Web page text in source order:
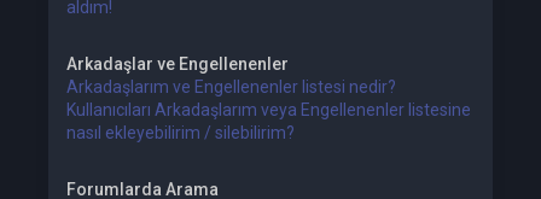
aldım!
Arkadaşlar ve Engellenenler
Arkadaşlarım ve Engellenenler listesi nedir?
Kullanıcıları Arkadaşlarım veya Engellenenler listesine
nasıl ekleyebilirim / silebilirim?
Forumlarda Arama